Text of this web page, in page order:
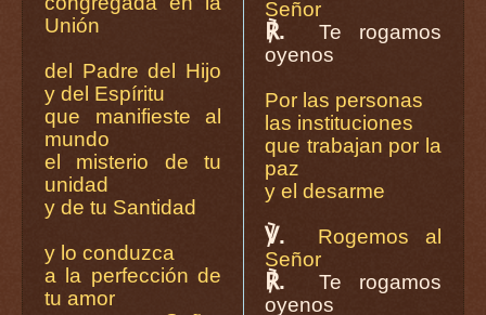
Unión
del Padre del Hijo
y del Espíritu
que manifieste al
mundo
el misterio de tu
unidad
y de tu Santidad
y lo conduzca
a la perfección de
tu amor
Señor
℟.
Te rogamos
oyenos
Por las personas
las instituciones
que trabajan por la
paz
y el desarme
℣.
Rogemos al
Señor
℟.
Te rogamos
oyenos